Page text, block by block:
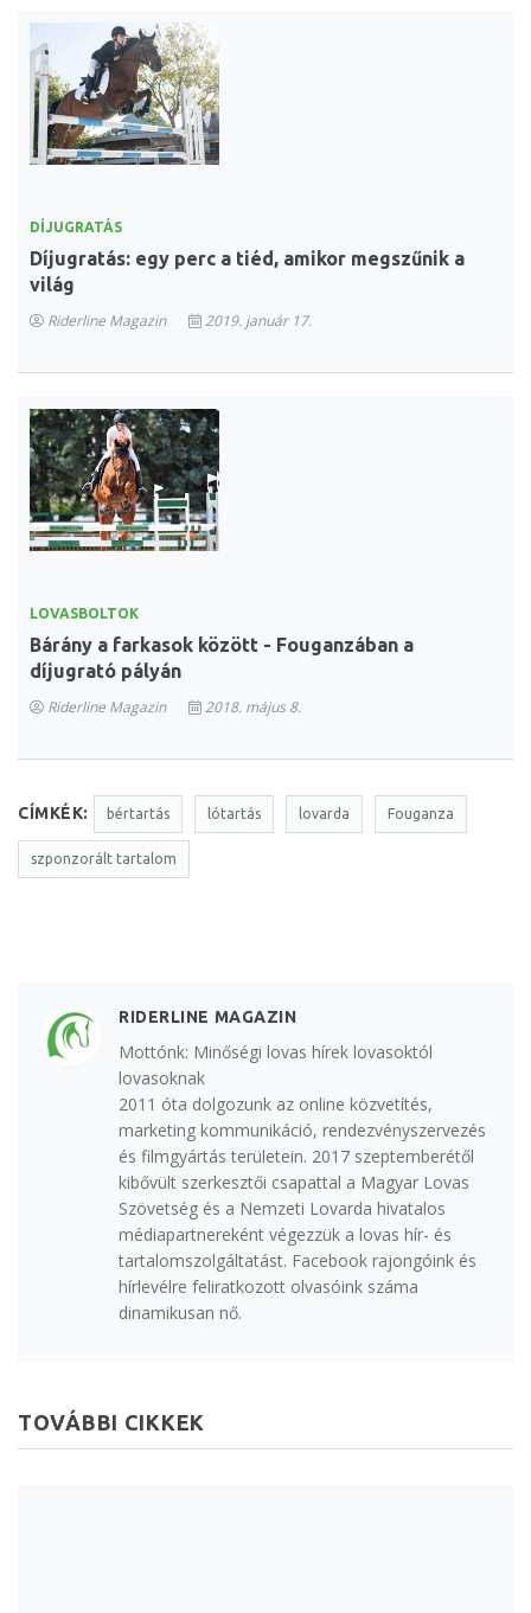
DÍJUGRATÁS
Díjugratás: egy perc a tiéd, amikor megszűnik a
világ
Riderline Magazin 2019. január 17.
LOVASBOLTOK
Bárány a farkasok között - Fouganzában a
díjugrató pályán
Riderline Magazin 2018. május 8.
CÍMKÉK: bértartás lótartás lovarda Fouganza
szponzorált tartalom
RIDERLINE MAGAZIN
Mottónk: Minőségi lovas hírek lovasoktól
lovasoknak
2011 óta dolgozunk az online közvetítés,
marketing kommunikáció, rendezvényszervezés
és filmgyártás területein. 2017 szeptemberétől
kibővült szerkesztői csapattal a Magyar Lovas
Szövetség és a Nemzeti Lovarda hivatalos
médiapartnereként végezzük a lovas hír- és
tartalomszolgáltatást. Facebook rajongóink és
hírlevélre feliratkozott olvasóink száma
dinamikusan nő.
TOVÁBBI CIKKEK